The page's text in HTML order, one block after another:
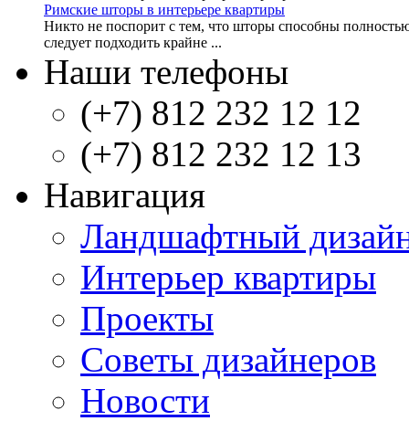
Римские шторы в интерьере квартиры
Никто не поспорит с тем, что шторы способны
следует подходить крайне ...
Наши телефоны
(+7) 812 232 12 12
(+7) 812 232 12 13
Навигация
Ландшафтный
Интерьер квартиры
Проекты
Советы дизайнеров
Новости